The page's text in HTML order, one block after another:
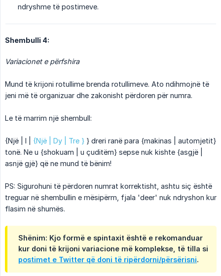
ndryshme të postimeve.
Shembulli 4:
Variacionet e përfshira
Mund të krijoni rotullime brenda rotullimeve. Ato ndihmojnë të
jeni më të organizuar dhe zakonisht përdoren për numra.
Le të marrim një shembull:
{Një | I | {Një | Dy | Tre } } dreri ranë para {makinas | automjetit}
tonë. Ne u {shokuam | u çuditëm} sepse nuk kishte {asgjë |
asnjë gjë} që ne mund të bënim!
PS: Sigurohuni të përdoren numrat korrektisht, ashtu siç është
treguar në shembullin e mësipërm, fjala 'deer' nuk ndryshon kur
flasim në shumës.
Shënim: Kjo formë e spintaxit është e rekomanduar
kur doni të krijoni variacione më komplekse, të tilla si
postimet e Twitter që doni të ripërdorni/përsërisni.